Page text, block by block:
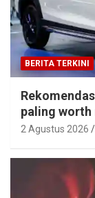
BERITA TERKINI
paling worth
2 Agustus 2026